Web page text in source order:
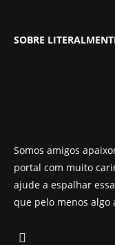
SOBRE
Somos amigos
portal com muito
ajude a espalhar
que pelo menos